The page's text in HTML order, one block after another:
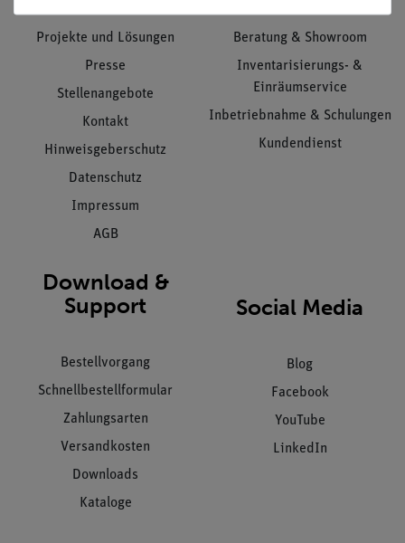
Projekte und Lösungen
Presse
Stellenangebote
Kontakt
Hinweisgeberschutz
Datenschutz
Impressum
AGB
Beratung & Showroom
Inventarisierungs- &
Einräumservice
Inbetriebnahme & Schulungen
Kundendienst
Download &
Support
Bestellvorgang
Schnellbestellformular
Zahlungsarten
Versandkosten
Downloads
Kataloge
Social Media
Blog
Facebook
YouTube
LinkedIn